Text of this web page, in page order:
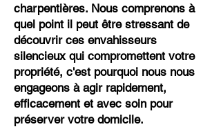
charpentières. Nous comprenons à
quel point il peut être stressant de
découvrir ces envahisseurs
silencieux qui compromettent votre
propriété, c'est pourquoi nous nous
engageons à agir rapidement,
efficacement et avec soin pour
préserver votre domicile.